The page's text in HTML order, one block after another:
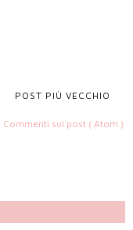
POST PIÙ VECCHIO
Commenti sul post ( Atom )